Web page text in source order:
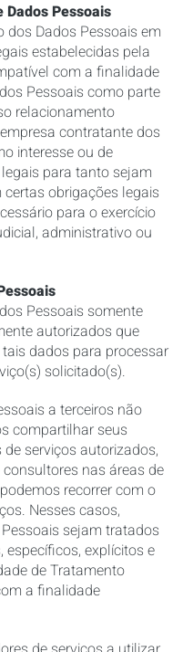
Pessoais
dos Dados Pessoais em
estabelecidas pela
com a finalidade
Pessoais como parte
relacionamento
contratante dos
interesse ou de
para tanto sejam
obrigações legais
para o exercício
administrativo ou
Pessoais somente
autorizados que
dados para processar
solicitado(s).
a terceiros não
compartilhar seus
serviços autorizados,
nas áreas de
recorrer com o
Nesses casos,
sejam tratados
explícitos e
de Tratamento
a finalidade